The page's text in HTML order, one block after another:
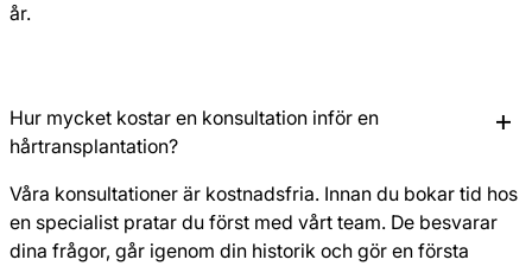
år.
Hur mycket kostar en konsultation inför en
hårtransplantation?
Våra konsultationer är kostnadsfria. Innan du bokar tid hos
en specialist pratar du först med vårt team. De besvarar
dina frågor, går igenom din historik och gör en första